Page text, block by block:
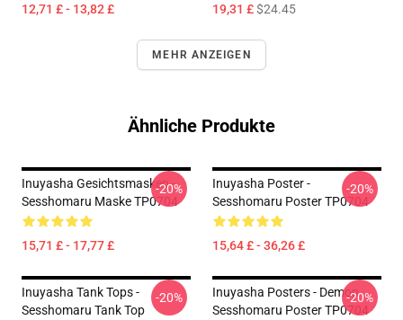
12,71 £ - 13,82 £ 19,31 £$24.45
MEHR ANZEIGEN
Ähnliche Produkte
Inuyasha Gesichtsmasken -
Sesshomaru Maske TP0704
15,71 £ - 17,77 £
-20%
Inuyasha Poster -
Sesshomaru Poster TP0704
15,64 £ - 36,26 £
-20%
Inuyasha Tank Tops -
Sesshomaru Tank Top
-20%
Inuyasha Posters - Demon
Sesshomaru Poster TP0704
-20%